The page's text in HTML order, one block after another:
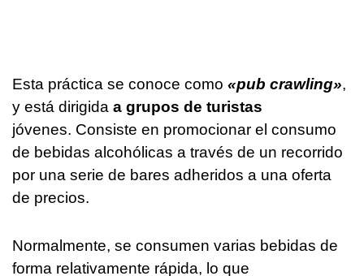
Esta práctica se conoce como «pub crawling»,
y está dirigida a grupos de turistas
jóvenes. Consiste en promocionar el consumo
de bebidas alcohólicas a través de un recorrido
por una serie de bares adheridos a una oferta
de precios.
Normalmente, se consumen varias bebidas de
forma relativamente rápida, lo que